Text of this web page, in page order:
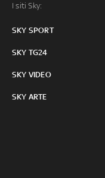
I siti Sky:
SKY SPORT
SKY TG24
SKY VIDEO
SKY ARTE